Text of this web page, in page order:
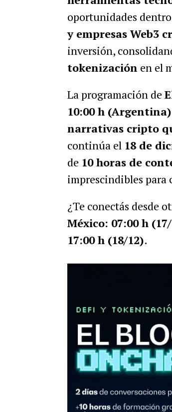
oportunidades
y empresas Web3
inversión,
tokenización en el
La programación de
10:00 h (Argentina)
narrativas cripto
continúa el 18 de
de 10 horas de
imprescindibles para
¿Te conectás desde
México: 07:00 h
17:00 h (18/12).